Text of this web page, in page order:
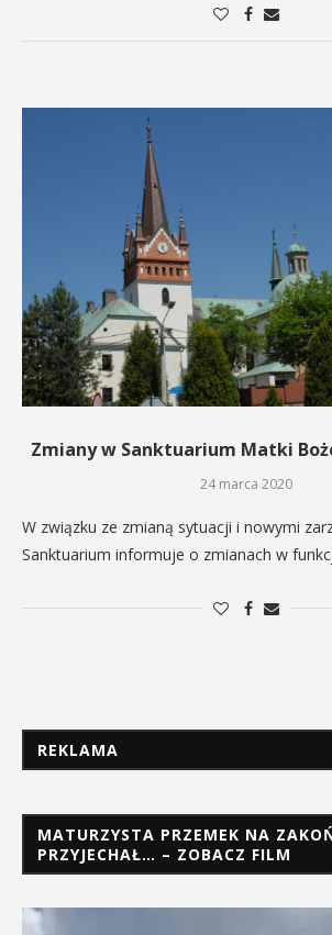
Zmiany w Sanktuarium Matki
24 marca 2020
W związku ze zmianą sytuacji i nowymi
Sanktuarium informuje o zmianach w
REKLAMA
MATURZYSTA PRZEMEK NA
PRZYJECHAŁ… – ZOBACZ FILM
Odtwarzacz